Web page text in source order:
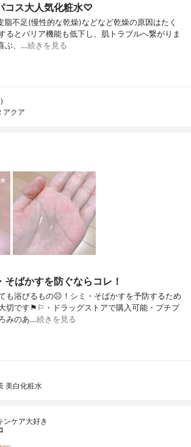
コス大人気化粧水♡
不足(慢性的な乾燥)などなど乾燥の原因はたく
るとバリア機能も低下し、肌トラブルへ繋がりま
ぶ、…続きを見る
アクア
そばかすを防ぐならコレ！
も浴びるもの☹︎！シミ・そばかすを予防するため
切です⚑︎⚐︎・ドラッグストアで購入可能・プチプ
みのあ…続きを見る
美白化粧水
ンケア大好き